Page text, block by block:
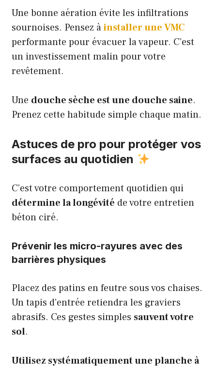
Une bonne aération évite les infiltrations
sournoises. Pensez àinstaller une VMC
performante pour évacuer la vapeur. C’est
un investissement malin pour votre
revêtement.
Une douche sèche est une douche saine.
Prenez cette habitude simple chaque matin.
Astuces de pro pour protéger vos
surfaces au quotidien
C’est votre comportement quotidien qui
détermine la longévité de votre entretien
béton ciré.
Prévenir les micro-rayures avec des
barrières physiques
Placez des patins en feutre sous vos chaises.
Un tapis d’entrée retiendra les graviers
abrasifs. Ces gestes simples sauvent votre
sol.
Utilisez systématiquement une planche à